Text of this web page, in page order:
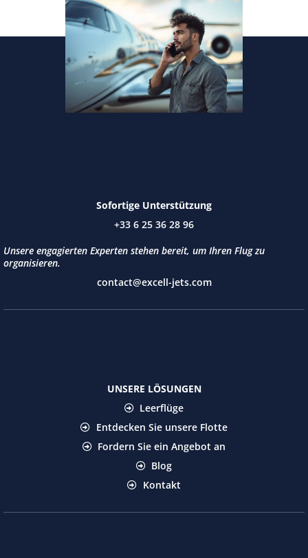
Sofortige Unterstützung
+33 6 25 36 28 96
Unsere engagierten Experten stehen bereit, um Ihren Flug zu
organisieren.
contact@excell-jets.com
UNSERE LÖSUNGEN
Leerflüge
Entdecken Sie unsere Flotte
Fordern Sie ein Angebot an
Blog
Kontakt